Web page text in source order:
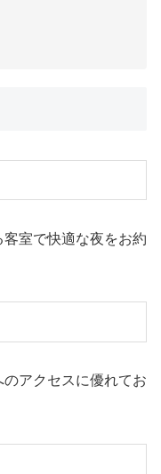
客室で快適な夜をお約
アクセスに優れてお